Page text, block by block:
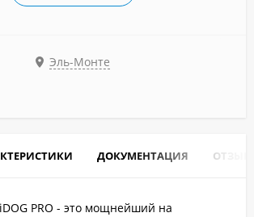
Эль-Монте
ДОКУМЕНТАЦИЯ
PRO - это мощнейший на